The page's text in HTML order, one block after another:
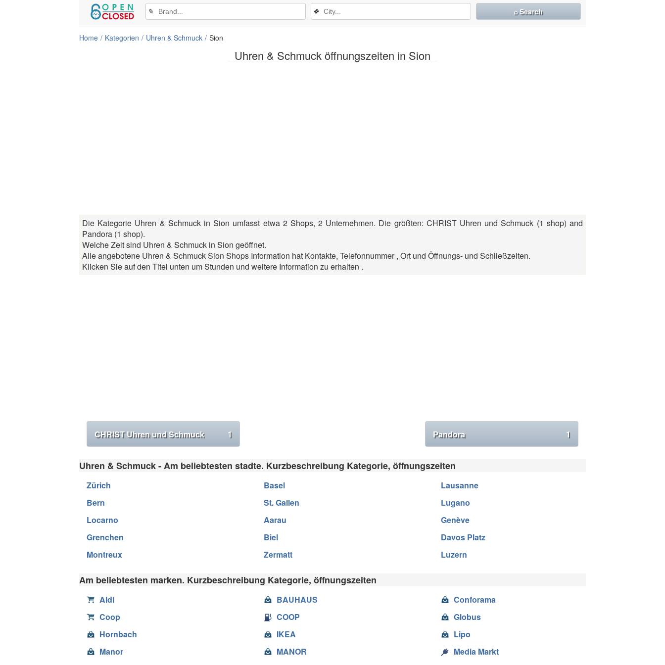
Uhren & Schmuck öffnungszeiten in Sion
✎ ❖ ⌕ Search
Home Kategorien Uhren & Schmuck Sion
Die Kategorie Uhren & Schmuck in Sion umfasst etwa 2 Shops, 2 Unternehmen. Die größten: CHRIST Uhren und Schmuck (1 shop) and
Pandora (1 shop).
Welche Zeit sind Uhren & Schmuck in Sion geöffnet.
Alle angebotene Uhren & Schmuck Sion Shops Information hat Kontakte, Telefonnummer , Ort und Öffnungs- und Schließzeiten.
Klicken Sie auf den Titel unten um Stunden und weitere Information zu erhalten .
CHRIST Uhren und Schmuck 1 Pandora 1
Uhren & Schmuck - Am beliebtesten stadte. Kurzbeschreibung Kategorie, öffnungszeiten
Zürich Basel
Lausanne
Bern
St. Gallen
Lugano
Locarno
Aarau
Genève
Grenchen
Biel
Davos Platz
Montreux
Zermatt Luzern
Am beliebtesten marken. Kurzbeschreibung Kategorie, öffnungszeiten
Aldi BAUHAUS
Conforama
Coop
COOP
Globus
Hornbach
IKEA
Lipo
Manor
MANOR
Media Markt